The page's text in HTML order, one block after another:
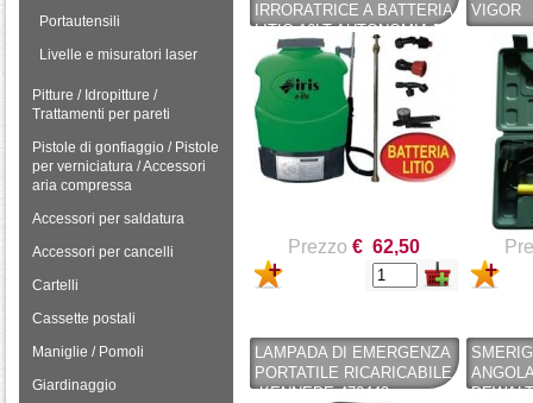
Portautensili
Livelle e misuratori laser
Pitture / Idropitture /
Trattamenti per pareti
Pistole di gonfiaggio / Pistole
per verniciatura / Accessori
aria compressa
Accessori per saldatura
Accessori per cancelli
Cartelli
Cassette postali
Maniglie / Pomoli
Giardinaggio
IRRORATRICE A BATTERIA
LITIO 16LT AUTONOMIA 5 H
Prezzo € 62,50
VIGOR
LAMPADA DI EMERGENZA
PORTATILE RICARICABILE
-KENNEDE 470442 -